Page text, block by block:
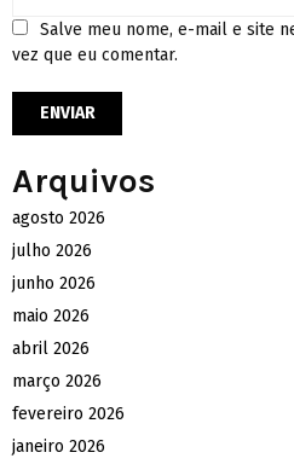
Salve meu nome, e-mail e site
vez que eu comentar.
Arquivos
agosto 2026
julho 2026
junho 2026
maio 2026
abril 2026
março 2026
fevereiro 2026
janeiro 2026